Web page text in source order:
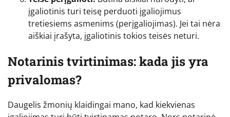
įgaliotinis turi teisę perduoti įgaliojimus
tretiesiems asmenims (perįgaliojimas). Jei tai nėra
aiškiai įrašyta, įgaliotinis tokios teisės neturi.
Notarinis tvirtinimas: kada jis yra
privalomas?
Daugelis žmonių klaidingai mano, kad kiekvienas